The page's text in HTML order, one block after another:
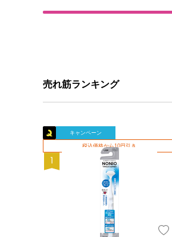
売れ筋ランキング
キャンペーン
税込価格から10円引き